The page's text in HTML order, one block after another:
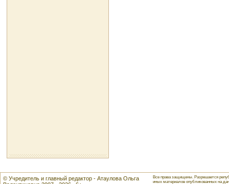
© Учредитель и главный редактор - Атаулова Ольга
Все права защищены. Разрешается
иных материалов опубликованных на